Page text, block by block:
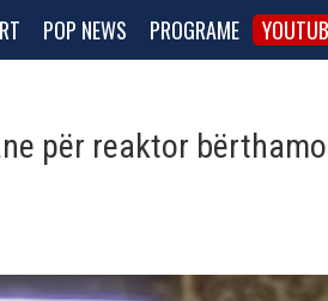
POP NEWS PROGRAME
për reaktor